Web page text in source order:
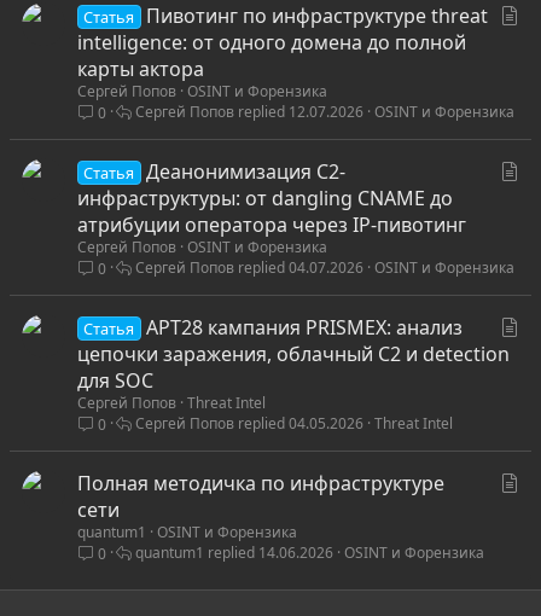
я
Статья
Пивотинг по инфраструктуре threat
intelligence: от одного домена до полной
карты актора
Сергей Попов OSINT и Форензика
0
OSINT и Форензика
12.07.2026
Сергей Попов
я
Статья
Деанонимизация C2-
инфраструктуры: от dangling CNAME до
атрибуции оператора через IP-пивотинг
Сергей Попов OSINT и Форензика
0
OSINT и Форензика
04.07.2026
Сергей Попов
я
Статья
APT28 кампания PRISMEX: анализ
цепочки заражения, облачный C2 и detection
для SOC
Сергей Попов Threat Intel
0
Threat Intel
04.05.2026
Сергей Попов
ь
Полная методичка по инфраструктуре
сети
quantum1
OSINT и Форензика
0
OSINT и Форензика
14.06.2026
quantum1